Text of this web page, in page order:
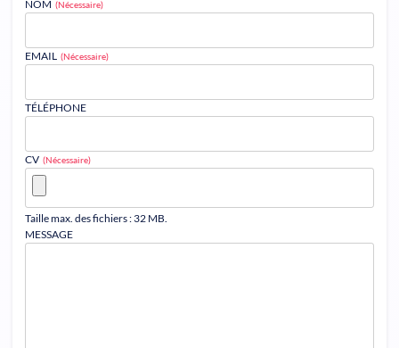
NOM (Nécessaire)
EMAIL (Nécessaire)
TÉLÉPHONE
CV (Nécessaire)
Taille max. des fichiers : 32 MB.
MESSAGE